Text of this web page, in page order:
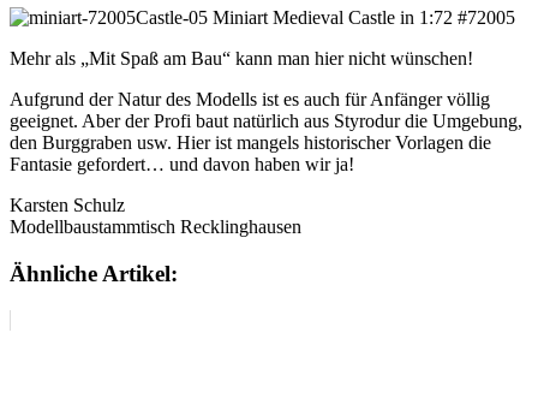
Mehr als „Mit Spaß am Bau“ kann man hier nicht wünschen!
Aufgrund der Natur des Modells ist es auch für Anfänger völlig
geeignet. Aber der Profi baut natürlich aus Styrodur die Umgebung,
den Burggraben usw. Hier ist mangels historischer Vorlagen die
Fantasie gefordert… und davon haben wir ja!
Karsten Schulz
Modellbaustammtisch Recklinghausen
Ähnliche Artikel: